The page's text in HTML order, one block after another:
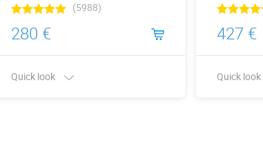
(5988)
280 €
Quick look
427 €
Quick look